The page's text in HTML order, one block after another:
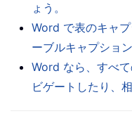
ょう。
Word で表のキャ
ーブルキャプショ
Word なら、すべ
ビゲートしたり、